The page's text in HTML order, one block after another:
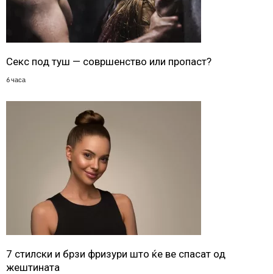
Секс под туш — совршенство или пропаст?
6 часа
7 стилски и брзи фризури што ќе ве спасат од
жештината